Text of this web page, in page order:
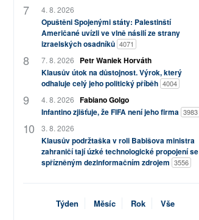
4. 8. 2026
Opuštěni Spojenými státy: Palestinští
Američané uvízli ve vlně násilí ze strany
izraelských osadníků 4071
7. 8. 2026
Petr Waniek Horváth
Klausův útok na důstojnost. Výrok, který
odhaluje celý jeho politický příběh 4004
4. 8. 2026 Fabiano Golgo
Infantino zjišťuje, že FIFA není jeho firma 3983
3. 8. 2026
Klausův podržtaška v roli Babišova ministra
zahraničí tají úzké technologické propojení se
spřízněným dezinformačním zdrojem 3556
Týden Měsíc Rok Vše